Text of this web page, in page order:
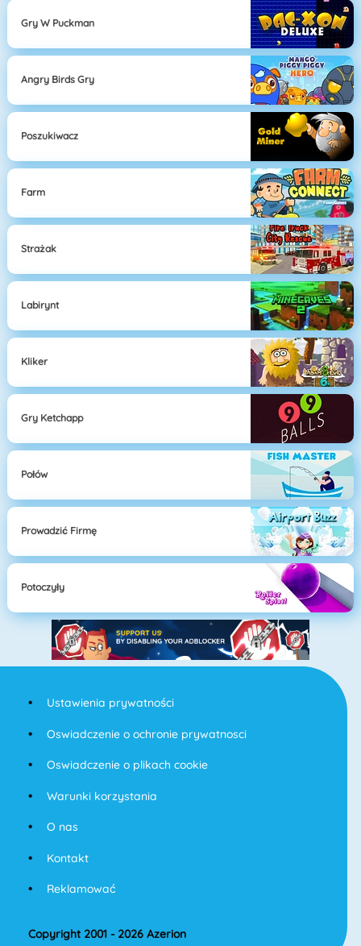
Gry W Puckman
Angry Birds Gry
Poszukiwacz
Farm
Strażak
Labirynt
Kliker
Gry Ketchapp
Połów
Prowadzić Firmę
Potoczyły
Ustawienia prywatności
Oswiadczenie o ochronie prywatnosci
Oswiadczenie o plikach cookie
Warunki korzystania
O nas
Kontakt
Reklamować
Copyright 2001 - 2026 Azerion